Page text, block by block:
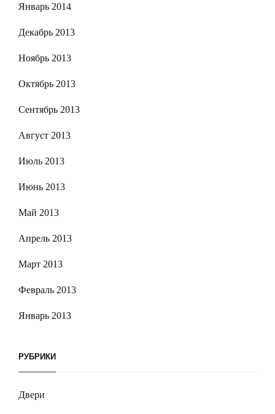
Январь 2014
Декабрь 2013
Ноябрь 2013
Октябрь 2013
Сентябрь 2013
Август 2013
Июль 2013
Июнь 2013
Май 2013
Апрель 2013
Март 2013
Февраль 2013
Январь 2013
РУБРИКИ
Двери